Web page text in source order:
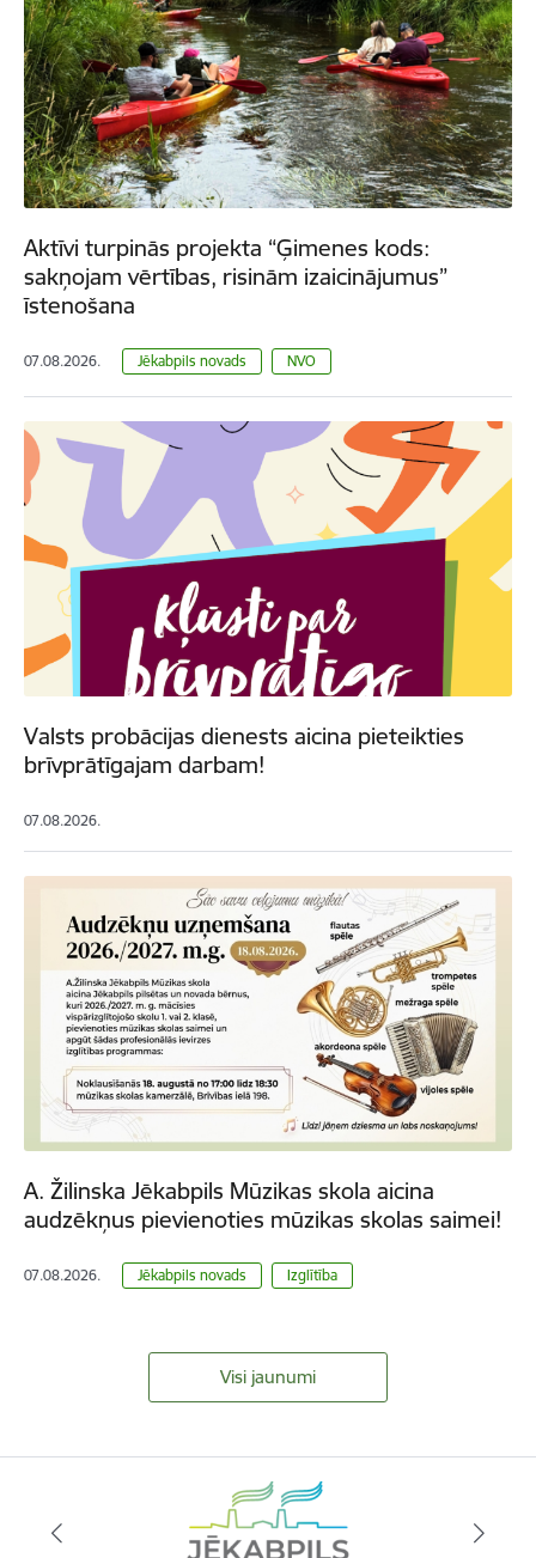
Aktīvi turpinās projekta “Ģimenes kods:
sakņojam vērtības, risinām izaicinājumus”
īstenošana
07.08.2026. Jēkabpils novads NVO
Valsts probācijas dienests aicina pieteikties
brīvprātīgajam darbam!
07.08.2026.
A. Žilinska Jēkabpils Mūzikas skola aicina
audzēkņus pievienoties mūzikas skolas saimei!
07.08.2026. Jēkabpils novads Izglītība
Visi jaunumi